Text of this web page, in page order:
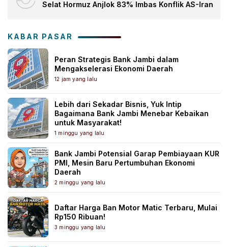
Selat Hormuz Anjlok 83% Imbas Konflik AS-Iran
KABAR PASAR
Peran Strategis Bank Jambi dalam
Mengakselerasi Ekonomi Daerah
12 jam yang lalu
Lebih dari Sekadar Bisnis, Yuk Intip
Bagaimana Bank Jambi Menebar Kebaikan
untuk Masyarakat!
1 minggu yang lalu
Bank Jambi Potensial Garap Pembiayaan KUR
PMI, Mesin Baru Pertumbuhan Ekonomi
Daerah
2 minggu yang lalu
Daftar Harga Ban Motor Matic Terbaru, Mulai
Rp150 Ribuan!
3 minggu yang lalu